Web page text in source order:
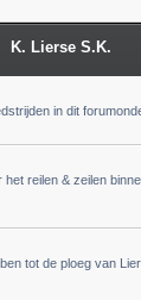
K. Lierse S.K.
in dit
reilen & zeilen
tot de ploeg van